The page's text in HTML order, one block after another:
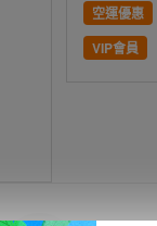
空運優惠
VIP會員